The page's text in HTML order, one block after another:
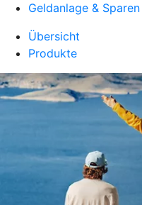
Geldanlage & Sparen
Übersicht
Produkte